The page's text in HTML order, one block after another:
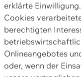
erklärte
Cookies
berechtigten
Onlineangebotes
oder, wenn der